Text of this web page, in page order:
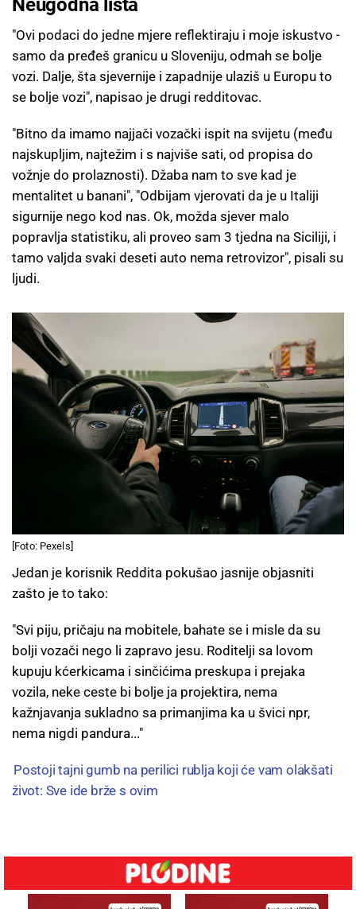
Neugodna lista
"Ovi podaci do jedne mjere reflektiraju i moje iskustvo -
samo da pređeš granicu u Sloveniju, odmah se bolje
vozi. Dalje, šta sjevernije i zapadnije ulaziš u Europu to
se bolje vozi", napisao je drugi redditovac.
"Bitno da imamo najjači vozački ispit na svijetu (među
najskupljim, najtežim i s najviše sati, od propisa do
vožnje do prolaznosti). Džaba nam to sve kad je
mentalitet u banani", "Odbijam vjerovati da je u Italiji
sigurnije nego kod nas. Ok, možda sjever malo
popravlja statistiku, ali proveo sam 3 tjedna na Siciliji, i
tamo valjda svaki deseti auto nema retrovizor", pisali su
ljudi.
[Foto: Pexels]
Jedan je korisnik Reddita pokušao jasnije objasniti
zašto je to tako:
"Svi piju, pričaju na mobitele, bahate se i misle da su
bolji vozači nego li zapravo jesu. Roditelji sa lovom
kupuju kćerkicama i sinčićima preskupa i prejaka
vozila, neke ceste bi bolje ja projektira, nema
kažnjavanja sukladno sa primanjima ka u švici npr,
nema nigdi pandura..."
Postoji tajni gumb na perilici rublja koji će vam olakšati
život: Sve ide brže s ovim